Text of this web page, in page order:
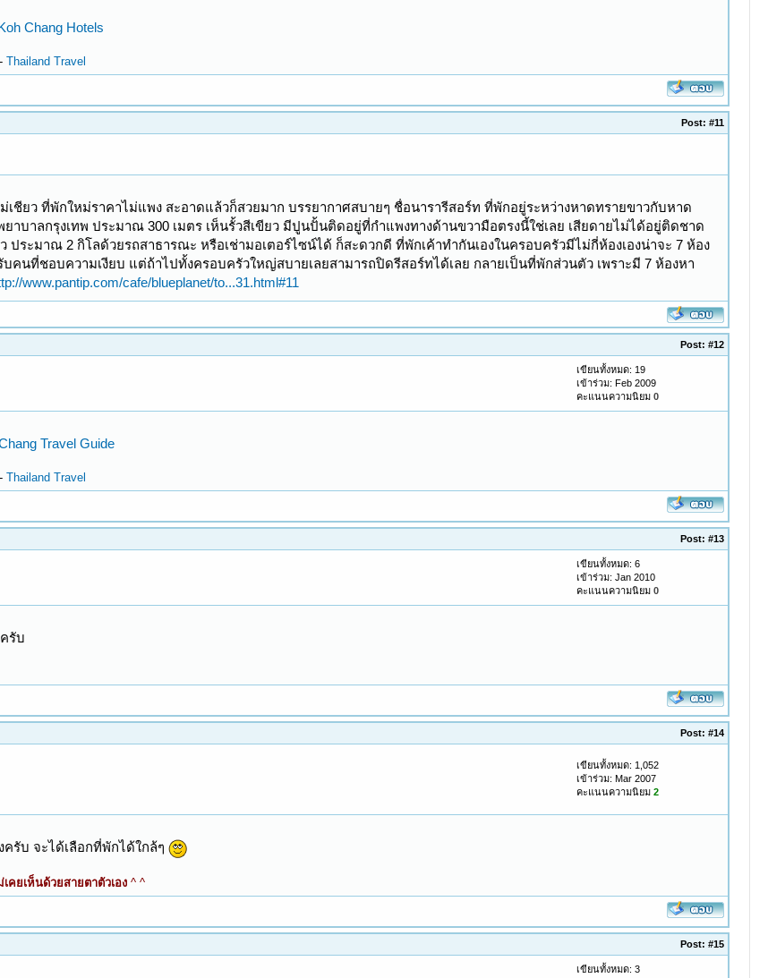
Chang Hotels
-Thailand Travel
Post:#11
เชียว ที่พักใหม่ราคาไม่แพง สะอาดแล้วก็สวยมาก บรรยากาศสบายๆ ชื่อนารารีสอร์ท ที่พักอยู่ระหว่างหาดทรายขาวกับหาด
ยาบาลกรุงเทพ ประมาณ 300 เมตร เห็นรั้วสีเขียว มีปูนปั้นติดอยู่ที่กำแพงทางด้านขวามือตรงนี้ใช่เลย เสียดายไม่ได้อยู่ติดชาด
ประมาณ 2 กิโลด้วยรถสาธารณะ หรือเช่ามอเตอร์ไซน์ได้ ก็สะดวกดี ที่พักเค้าทำกันเองในครอบครัวมีไม่กี่ห้องเองน่าจะ 7 ห้อง
บคนที่ชอบความเงียบ แต่ถ้าไปทั้งครอบครัวใหญ่สบายเลยสามารถปิดรีสอร์ทได้เลย กลายเป็นที่พักส่วนตัว เพราะมี 7 ห้องหา
www.pantip.com/cafe/blueplanet/to...31.html#11
Post:#12
เขียนทั้งหมด: 19
เข้าร่วม: Feb 2009
คะแนนความนิยม0
Travel Guide
-Thailand Travel
Post:#13
เขียนทั้งหมด: 6
เข้าร่วม: Jan 2010
คะแนนความนิยม0
รับ
Post:#14
เขียนทั้งหมด: 1,052
เข้าร่วม: Mar 2007
คะแนนความนิยม2
ครับ จะได้เลือกที่พักได้ใกล้ๆ
คยเห็นด้วยสายตาตัวเอง ^ ^
Post:#15
เขียนทั้งหมด: 3